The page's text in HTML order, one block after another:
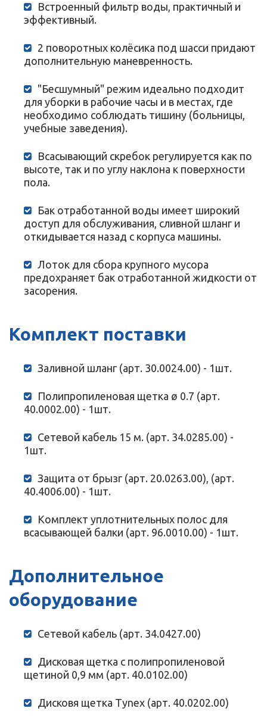
Встроенный фильтр воды, практичный и
эффективный.
2 поворотных колёсика под шасси придают
дополнительную маневренность.
"Бесшумный" режим идеально подходит
для уборки в рабочие часы и в местах, где
необходимо соблюдать тишину (больницы,
учебные заведения).
Всасывающий скребок регулируется как по
высоте, так и по углу наклона к поверхности
пола.
Бак отработанной воды имеет широкий
доступ для обслуживания, сливной шланг и
откидывается назад с корпуса машины.
Лоток для сбора крупного мусора
предохраняет бак отработанной жидкости от
засорения.
Комплект поставки
Заливной шланг (арт. 30.0024.00) - 1шт.
Полипропиленовая щетка ø 0.7 (арт.
40.0002.00) - 1шт.
Сетевой кабель 15 м. (арт. 34.0285.00) -
1шт.
Защита от брызг (арт. 20.0263.00), (арт.
40.4006.00) - 1шт.
Комплект уплотнительных полос для
всасывающей балки (арт. 96.0010.00) - 1шт.
Дополнительное
оборудование
Сетевой кабель (арт. 34.0427.00)
Дисковая щетка с полипропиленовой
щетиной 0,9 мм (арт. 40.0102.00)
Дисковя щетка Tynex (арт. 40.0202.00)